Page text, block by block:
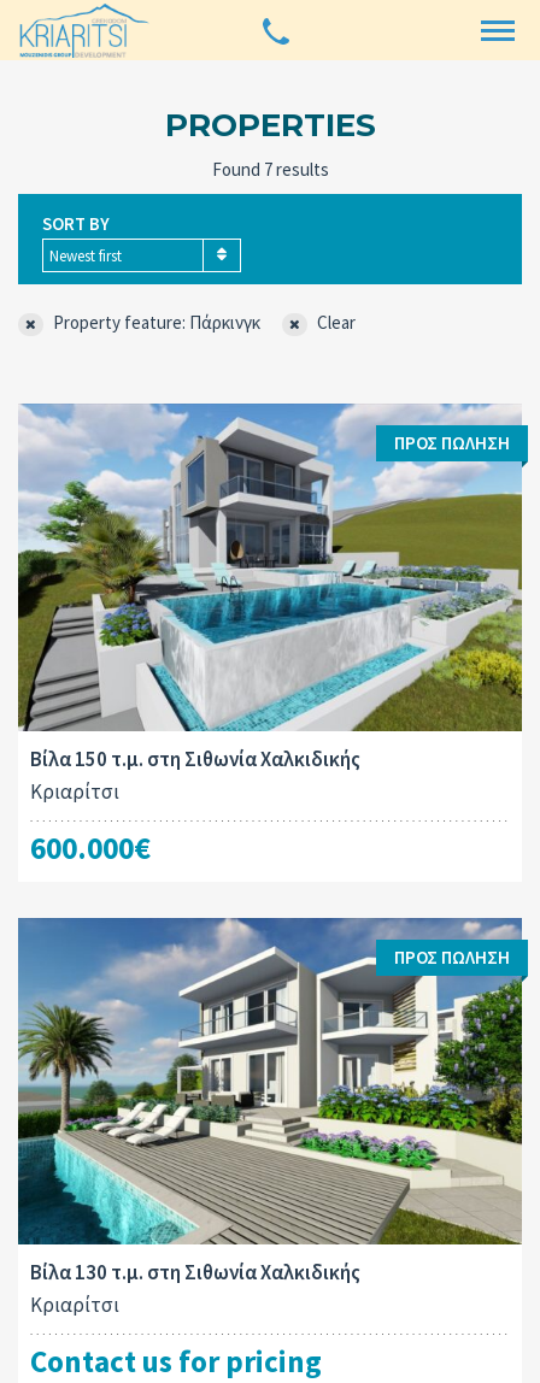
PROPERTIES
Found 7 results
SORT BY
Newest first
Property feature: Πάρκινγκ Clear
ΠΡΟΣ ΠΏΛΗΣΗ
Βίλα 150 τ.μ. στη Σιθωνία Χαλκιδικής
Κριαρίτσι
600.000€
ΠΡΟΣ ΠΏΛΗΣΗ
Βίλα 130 τ.μ. στη Σιθωνία Χαλκιδικής
Κριαρίτσι
Contact us for pricing